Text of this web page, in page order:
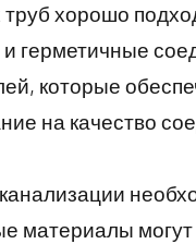
труб хорошо
герметичные
которые
на качество
материалы